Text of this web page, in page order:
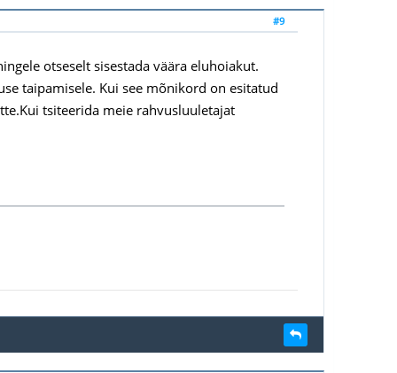
#9
otseselt sisestada väära eluhoiakut.
taipamisele. Kui see mõnikord on esitatud
tsiteerida meie rahvusluuletajat